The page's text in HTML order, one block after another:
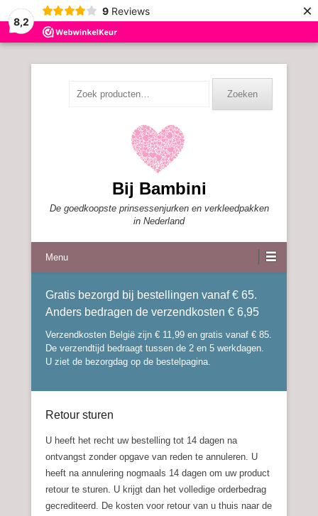
8,2
9 Reviews ×
Zoeken
Bij Bambini
De goedkoopste prinsessenjurken en verkleedpakken
in Nederland
Menu
Gratis bezorgd bij bestellingen vanaf € 65.
Anders bedragen de verzendkosten € 6,95
Verzendkosten België zijn € 11,99 en gratis vanaf € 85.
De verzendtijd bedraagt tussen de 2 en 5 werkdagen.
U ziet de bezorgdag op de bestelpagina.
Retour sturen
U heeft het recht uw bestelling tot 14 dagen na
ontvangst zonder opgave van reden te annuleren. U
heeft na annulering nogmaals 14 dagen om uw product
retour te sturen. U krijgt dan het volledige orderbedrag
gecrediteerd. De kosten voor retour van u thuis naar de